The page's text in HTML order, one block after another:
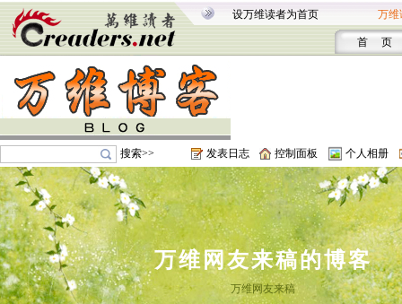
设万维读者为首页 万维
首 页
搜索>> 发表日志 控制面板 个人相册
万维网友来稿的博客
万维网友来稿